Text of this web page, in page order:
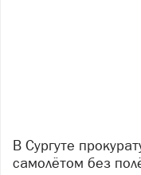
В Сургуте прокуратура выявила факт управления
самолётом без